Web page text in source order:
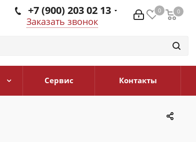
0 0
0
+7 (900) 203 02 13
Заказать звонок
Сервис Контакты